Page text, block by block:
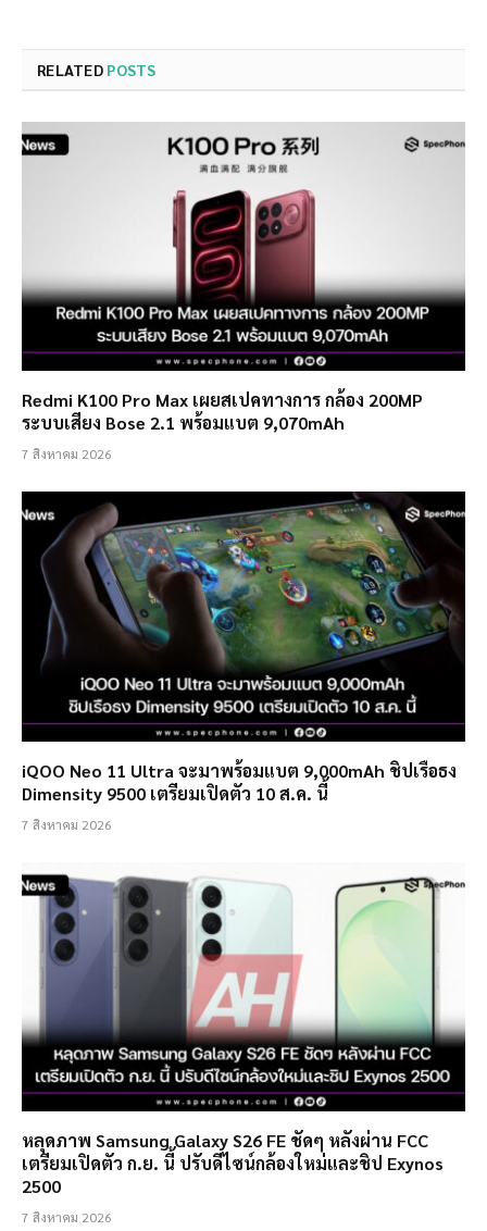
RELATED POSTS
Redmi K100 Pro Max เผยสเปคทางการ กล้อง 200MP
ระบบเสียง Bose 2.1 พร้อมแบต 9,070mAh
7 สิงหาคม 2026
iQOO Neo 11 Ultra จะมาพร้อมแบต 9,000mAh ชิปเรือธง
Dimensity 9500 เตรียมเปิดตัว 10 ส.ค. นี้
7 สิงหาคม 2026
หลุดภาพ Samsung Galaxy S26 FE ชัดๆ หลังผ่าน FCC
เตรียมเปิดตัว ก.ย. นี้ ปรับดีไซน์กล้องใหม่และชิป Exynos
2500
7 สิงหาคม 2026